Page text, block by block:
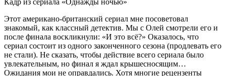
Этот американо-британский сериал мне посоветовал
знакомый, как классный детектив. Мы с Олей смотрели его и
после финала воскликнули: «И это всё?» Оказалось, что
сериал состоит из одного законченного сезона (продлевать его
не стали). Не сказать, чтобы действие всего сериала было
увлекательным, но финал я ждал крышесносящим…
Ожидания мои не оправдались. Хотя многие рецензенты